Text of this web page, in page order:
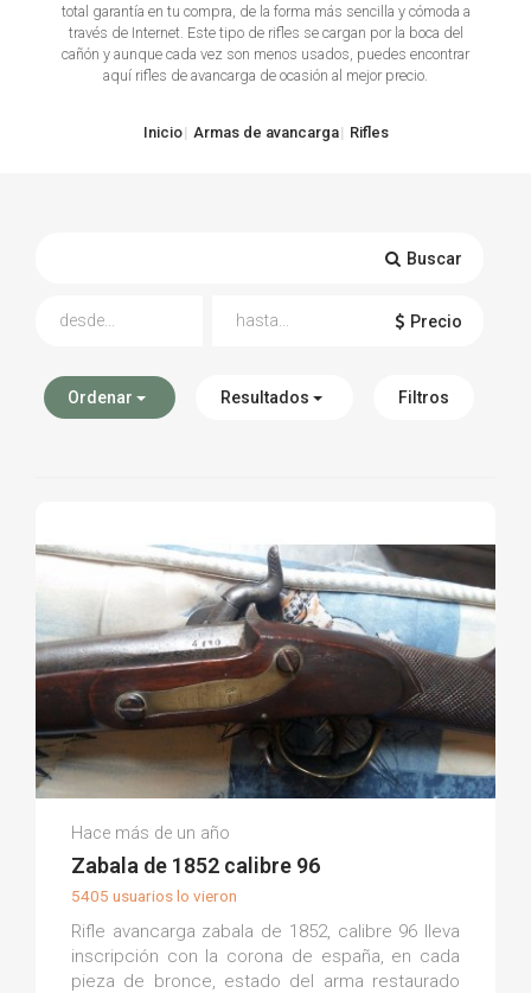
ARMAS CORTAS
TIRO Y COMPETICIÓN
AIRE COMPRIMIDO
total garantía en tu compra, de la forma más sencilla y cómoda a
través de Internet. Este tipo de rifles se cargan por la boca del
cañón y aunque cada vez son menos usados, puedes encontrar
aquí rifles de avancarga de ocasión al mejor precio.
Inicio Armas de avancarga Rifles
Buscar
Precio
Ordenar Resultados Filtros
José Luís A.
(0)
Hace más de un año
Zabala de 1852 calibre 96
5405 usuarios lo vieron
Rifle avancarga zabala de 1852, calibre 96 lleva
inscripción con la corona de españa, en cada
pieza de bronce, estado del arma restaurado